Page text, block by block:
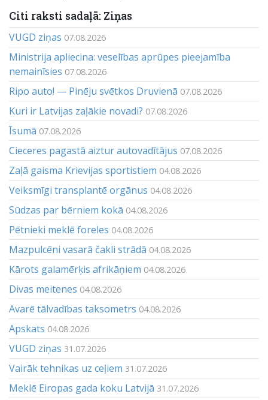
Citi raksti sadaļā: Ziņas
VUGD ziņas 07.08.2026
Ministrija apliecina: veselības aprūpes pieejamība
nemainīsies 07.08.2026
Ripo auto! — Pinēju svētkos Druvienā 07.08.2026
Kuri ir Latvijas zaļākie novadi? 07.08.2026
Īsumā 07.08.2026
Cieceres pagastā aiztur autovadītājus 07.08.2026
Zaļā gaisma Krievijas sportistiem 04.08.2026
Veiksmīgi transplantē orgānus 04.08.2026
Sūdzas par bērniem kokā 04.08.2026
Pētnieki meklē foreles 04.08.2026
Mazpulcēni vasarā čakli strādā 04.08.2026
Kārots galamērķis afrikāņiem 04.08.2026
Divas meitenes 04.08.2026
Avarē tālvadības taksometrs 04.08.2026
Apskats 04.08.2026
VUGD ziņas 31.07.2026
Vairāk tehnikas uz ceļiem 31.07.2026
Meklē Eiropas gada koku Latvijā 31.07.2026